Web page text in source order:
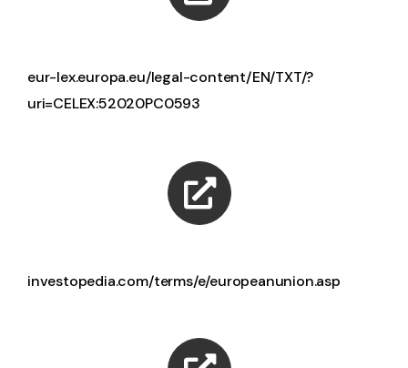
eur-lex.europa.eu/legal-content/EN/TXT/?
uri=CELEX:52020PC0593
investopedia.com/terms/e/europeanunion.asp